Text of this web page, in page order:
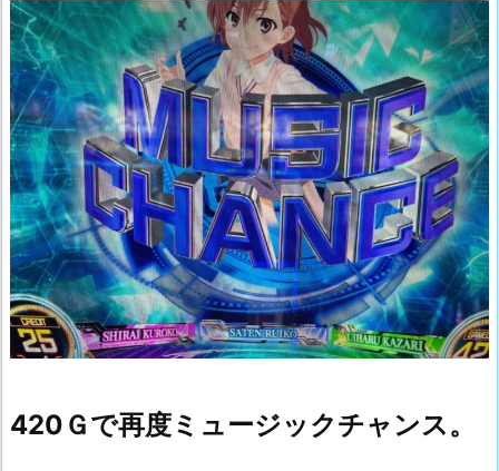
420Ｇで再度ミュージックチャンス。